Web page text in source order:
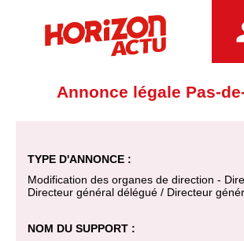
Annonce légale Pas-
TYPE D'ANNONCE :
Modification des organes de direction -
Directeur général délégué / Directeur
NOM DU SUPPORT :